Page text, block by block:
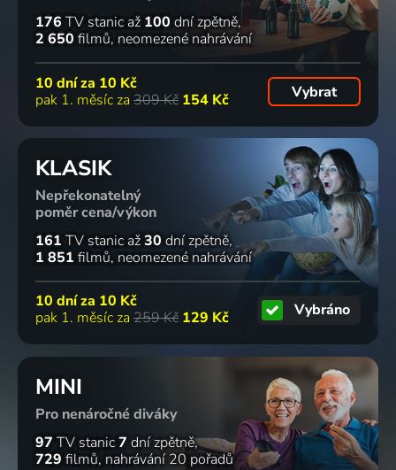
176 TV stanic až 100 dní zpětně
2 650 filmů neomezené nahrávání
10 dní za 10 Kč
pak 1. měsíc za 309 Kč 154 Kč Vybrat
KLASIK
Nepřekonatelný
poměr cena/výkon
161 TV stanic až30 dní zpětně
1 851 filmů neomezené nahrávání
10 dní za 10 Kč
pak 1. měsíc za 259 Kč 129 Kč Vybráno
MINI
Pro nenáročné diváky
97 TV stanic7 dní zpětně
729 filmů nahrávání 20 pořadů